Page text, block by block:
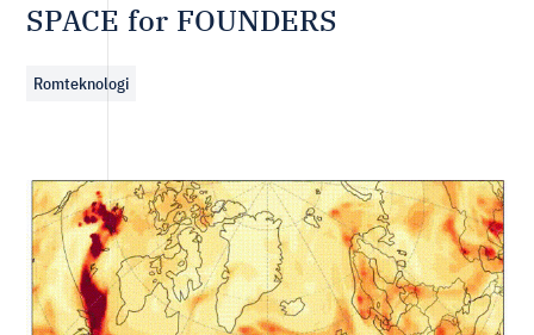
SPACE for FOUNDERS
Romteknologi